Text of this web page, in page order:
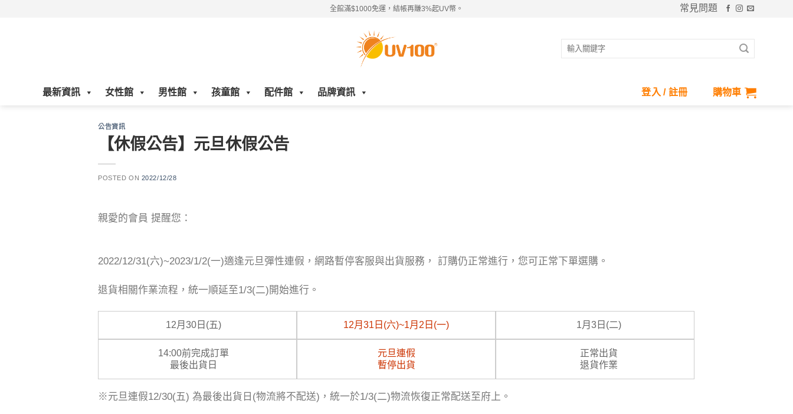
全館滿$1000免運，結帳再賺3%起UV幣。 常見問題
搜
最新資訊 女性館 男性館 孩童館 配件館 品牌資訊 登入 / 註冊 購物車
公告資訊
【休假公告】元旦休假公告
POSTED ON 2022/12/28
親愛的會員 提醒您：
2022/12/31(六)~2023/1/2(一)適逢元旦彈性連假，網路暫停客服與出貨服務， 訂購仍正常進行，您可正常下單選購。
退貨相關作業流程，統一順延至1/3(二)開始進行。
12月30日(五) 12月31日(六)~1月2日(一) 1月3日(二)
14:00前完成訂單
最後出貨日
元旦連假
暫停出貨
正常出貨
退貨作業
※元旦連假12/30(五) 為最後出貨日(物流將不配送)，統一於1/3(二)物流恢復正常配送至府上。